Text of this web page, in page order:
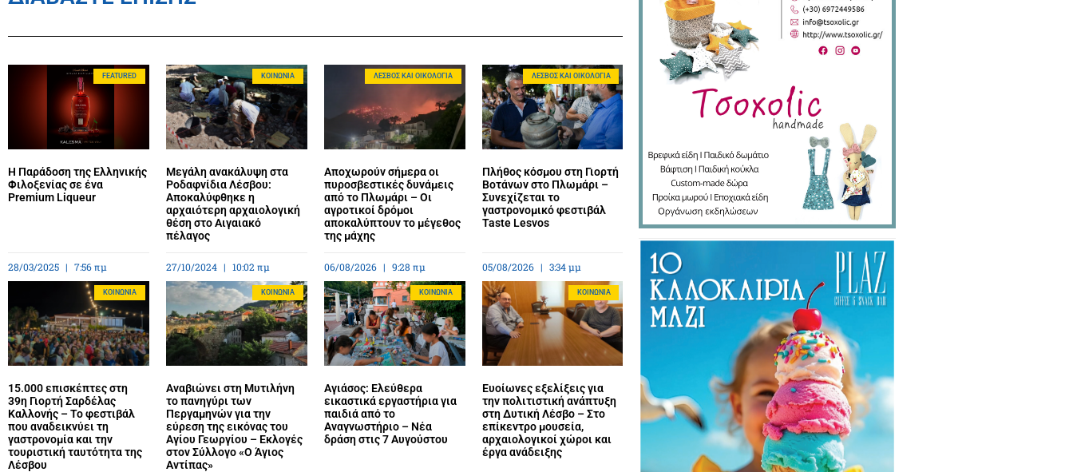
FEATURED
Η Παράδοση της Ελληνικής
Φιλοξενίας σε ένα
Premium Liqueur
28/03/2025 7:56 πμ
ΚΟΙΝΩΝΊΑ
Μεγάλη ανακάλυψη στα
Ροδαφνίδια Λέσβου:
Αποκαλύφθηκε η
αρχαιότερη αρχαιολογική
θέση στο Αιγαιακό
πέλαγος
27/10/2024 10:02 πμ
ΛΈΣΒΟΣ ΚΑΙ ΟΙΚΟΛΟΓΊΑ
Αποχωρούν σήμερα οι
πυροσβεστικές δυνάμεις
από το Πλωμάρι – Οι
αγροτικοί δρόμοι
αποκαλύπτουν το μέγεθος
της μάχης
06/08/2026 9:28 πμ
ΛΈΣΒΟΣ ΚΑΙ ΟΙΚΟΛΟΓΊΑ
Πλήθος κόσμου στη Γιορτή
Βοτάνων στο Πλωμάρι –
Συνεχίζεται το
γαστρονομικό φεστιβάλ
Taste Lesvos
05/08/2026 3:34 μμ
ΚΟΙΝΩΝΊΑ
15.000 επισκέπτες στη
39η Γιορτή Σαρδέλας
Καλλονής – Το φεστιβάλ
που αναδεικνύει τη
γαστρονομία και την
τουριστική ταυτότητα της
Λέσβου
ΚΟΙΝΩΝΊΑ
Αναβιώνει στη Μυτιλήνη
το πανηγύρι των
Περγαμηνών για την
εύρεση της εικόνας του
Αγίου Γεωργίου – Εκλογές
στον Σύλλογο «Ο Άγιος
Αντίπας»
ΚΟΙΝΩΝΊΑ
Αγιάσος: Ελεύθερα
εικαστικά εργαστήρια για
παιδιά από το
Αναγνωστήριο – Νέα
δράση στις 7 Αυγούστου
ΚΟΙΝΩΝΊΑ
Ευοίωνες εξελίξεις για
την πολιτιστική ανάπτυξη
στη Δυτική Λέσβο – Στο
επίκεντρο μουσεία,
αρχαιολογικοί χώροι και
έργα ανάδειξης